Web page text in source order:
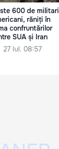
600 de militari
răniți în
confruntărilor
SUA și Iran
27 Iul. 08:57